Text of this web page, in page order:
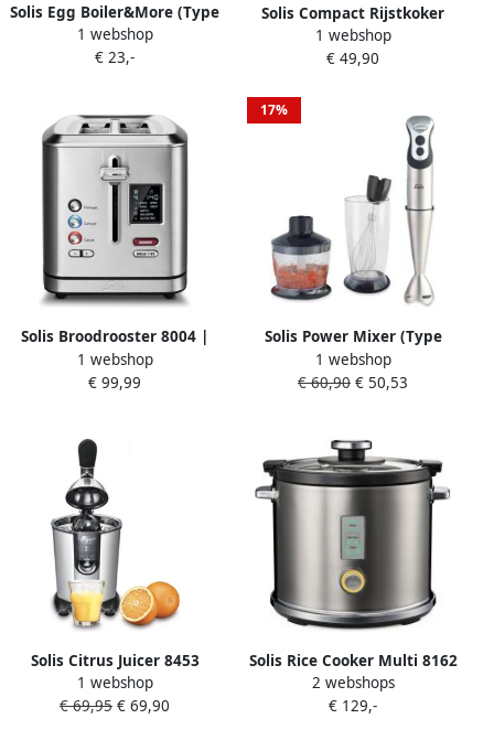
Solis Egg Boiler&More (Type
827) | Stoom- en
Kookapparaten |
1 webshop
€ 23,-
Solis Compact Rijstkoker
(Type 821) OP=OP | Stoom-
en Kookapparaten |
Keukenapparaten | 978.08
1 webshop
€ 49,90
Solis Broodrooster 8004 |
Broodroosters |
Keuken&Koken
1 webshop
€ 99,99
17%
Solis Power Mixer (Type
830) | Mixers |
Keuken&Koken
1 webshop
€ 60,90 € 50,53
Solis Citrus Juicer 8453
Citruspers Sinaasappelpers
Elektrisch Citroenpers
1 webshop
€ 69,95 € 69,90
Solis Rice Cooker Multi 8162
Rijstkoker en Stoomkoker
Voor Alle Soorten Rijst
2 webshops
€ 129,-